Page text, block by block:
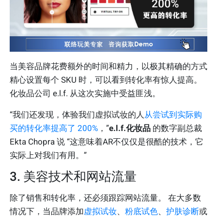
当美容品牌花费额外的时间和精力，以极其精确的方式
精心设置每个 SKU 时，可以看到转化率有惊人提高。
化妆品公司 e.l.f. 从这次实施中受益匪浅。
“我们还发现，体验我们虚拟试妆的人 从尝试到实际购
买的转化率提高了 200% ，”e.l.f.化妆品 的数字副总裁
Ekta Chopra 说 “这意味着AR不仅仅是很酷的技术，它
实际上对我们有用。”
3. 美容技术和网站流量
除了销售和转化率，还必须跟踪网站流量。 在大多数
情况下，当品牌添加虚拟试妆、 粉底试色、 护肤诊断或